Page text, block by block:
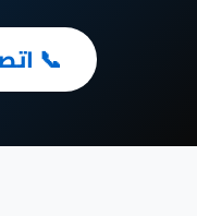
📞 اتصل